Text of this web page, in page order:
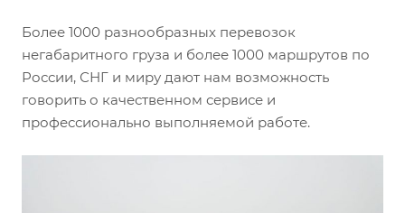
Более 1000 разнообразных перевозок
негабаритного груза и более 1000 маршрутов по
России, СНГ и миру дают нам возможность
говорить о качественном сервисе и
профессионально выполняемой работе.